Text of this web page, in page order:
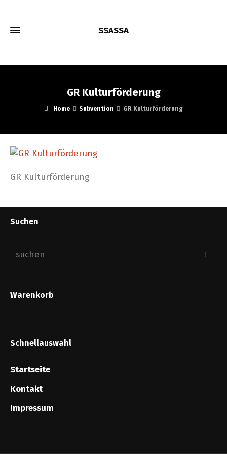
SSASSA
GR Kulturförderung
Home Subvention GR Kulturförderung
GR Kulturförderung
Suchen
Warenkorb
Schnellauswahl
Startseite
Kontakt
Impressum